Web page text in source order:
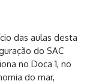
das aulas desta
do SAC
no Doca 1, no
do mar,